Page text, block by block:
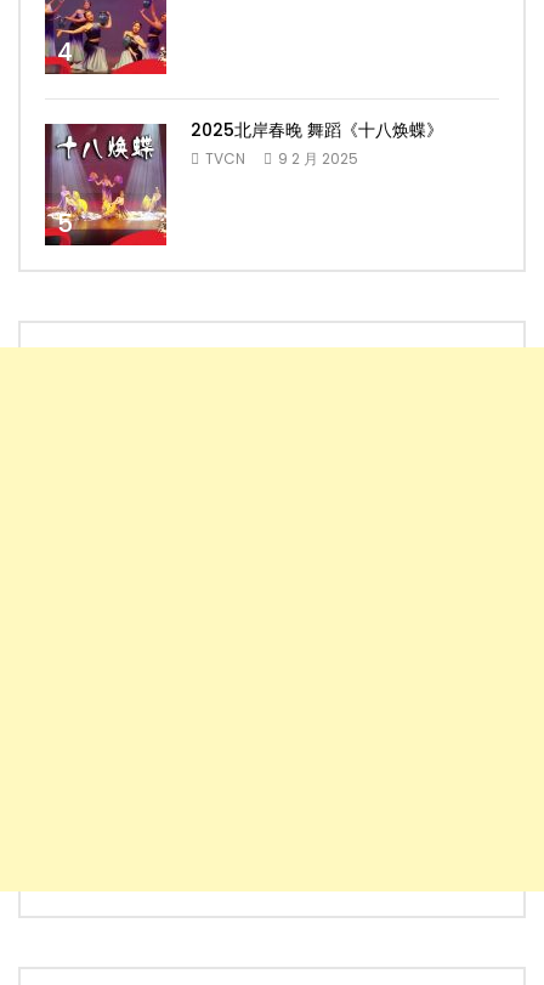
4
5
2025北岸春晚 舞蹈《十八焕蝶》
TVCN 9 2 月 2025